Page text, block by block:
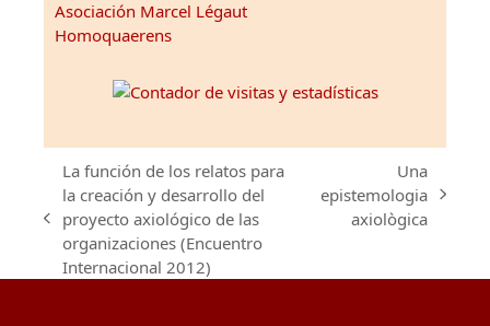
Asociación Marcel Légaut
Homoquaerens
previous
post:
La función de los relatos para
la creación y desarrollo del
proyecto axiológico de las
organizaciones (Encuentro
Internacional 2012)
next
post:
Una
epistemologia
axiològica